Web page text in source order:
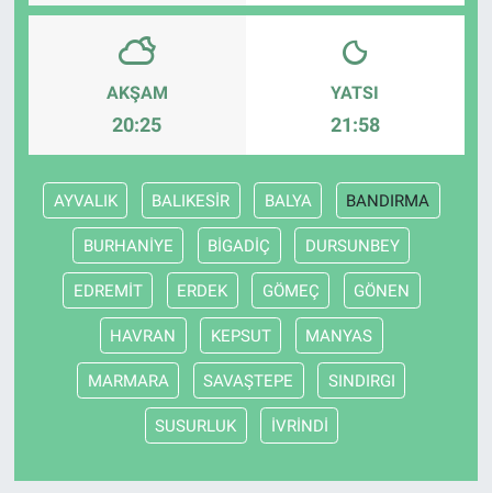
AKŞAM
20:25
YATSI
21:58
AYVALIK BALIKESİR BALYA BANDIRMA
BURHANİYE BİGADİÇ DURSUNBEY
EDREMİT ERDEK GÖMEÇ GÖNEN
HAVRAN KEPSUT MANYAS
MARMARA SAVAŞTEPE SINDIRGI
SUSURLUK İVRİNDİ